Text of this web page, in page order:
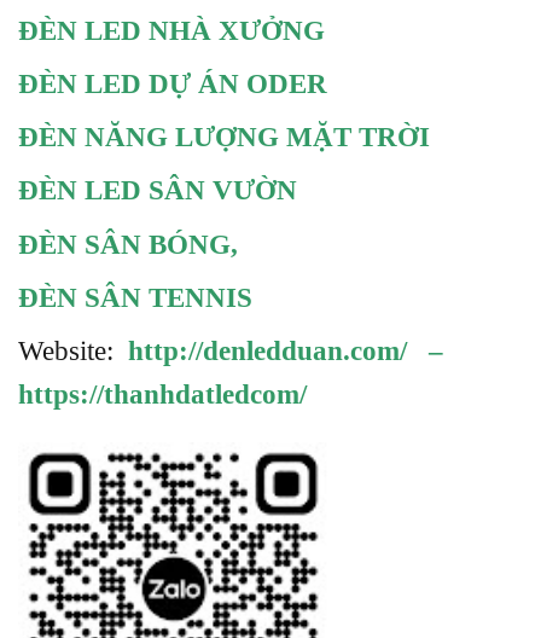
ĐÈN LED NHÀ XƯỞNG
ĐÈN LED DỰ ÁN ODER
ĐÈN NĂNG LƯỢNG MẶT TRỜI
ĐÈN LED SÂN VƯỜN
ĐÈN SÂN BÓNG,
ĐÈN SÂN TENNIS
Website: http://denledduan.com/
–
https://thanhdatledcom/